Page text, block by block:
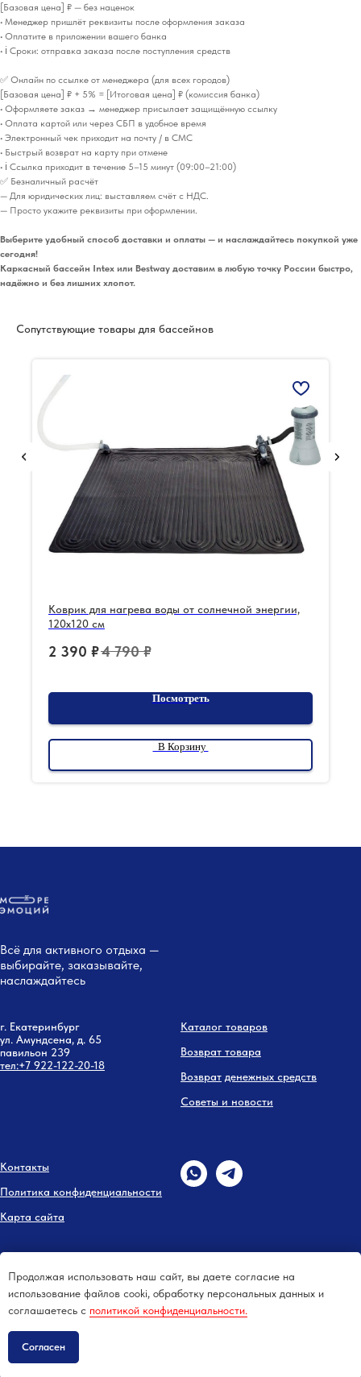
Продолжая использовать наш сайт, вы даете согласие на
использование файлов cooki, обработку персональных данных и
соглашаетесь c политикой конфиденциальности.
Согласен
[Базовая цена] ₽ — без наценок
• Менеджер пришлёт реквизиты после оформления заказа
• Оплатите в приложении вашего банка
• ℹ️ Сроки: отправка заказа после поступления средств
✅ Онлайн по ссылке от менеджера (для всех городов)
[Базовая цена] ₽ + 5% = [Итоговая цена] ₽ (комиссия банка)
• Оформляете заказ → менеджер присылает защищённую ссылку
• Оплата картой или через СБП в удобное время
• Электронный чек приходит на почту / в СМС
• Быстрый возврат на карту при отмене
• ℹ️ Ссылка приходит в течение 5–15 минут (09:00–21:00)
✅ Безналичный расчёт
— Для юридических лиц: выставляем счёт с НДС.
— Просто укажите реквизиты при оформлении.
Выберите удобный способ доставки и оплаты — и наслаждайтесь покупкой уже
сегодня!
Каркасный бассейн Intex или Bestway доставим в любую точку России быстро,
надёжно и без лишних хлопот.
Сопутствующие товары для бассейнов
Коврик для нагрева воды от солнечной энергии,
120х120 см
2 390 ₽4 790 ₽
Посмотреть
В Корзину
Всё для активного отдыха —
выбирайте, заказывайте,
наслаждайтесь
г. Екатеринбург
ул. Амундсена, д. 65
павильон 239
тел:+7 922-122-20-18
Каталог товаров
Возврат товара
Возврат денежных средств
Советы и новости
Контакты
Политика конфиденциальности
Карта сайта